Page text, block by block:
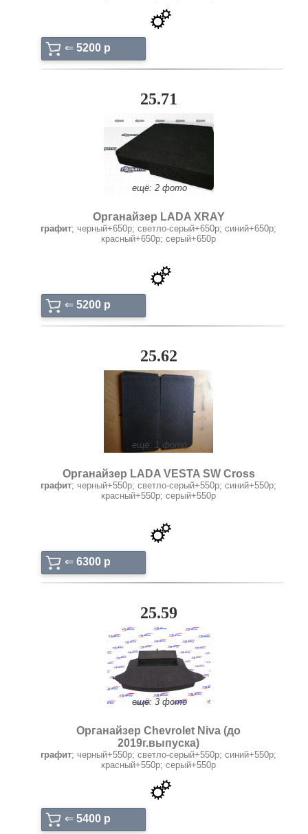
⇐ 5200 p
25.71
ещё: 2 фото
Органайзер LADA XRAY
графит; черный+650р; светло-серый+650р; синий+650р;
красный+650р; серый+650р
⇐ 5200 p
25.62
ещё: 1 фото
Органайзер LADA VESTA SW Cross
графит; черный+550р; светло-серый+550р; синий+550р;
красный+550р; серый+550р
⇐ 6300 p
25.59
ещё: 3 фото
Органайзер Chevrolet Niva (до
2019г.выпуска)
графит; черный+550р; светло-серый+550р; синий+550р;
красный+550р; серый+550р
⇐ 5400 p